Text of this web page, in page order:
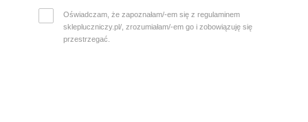
Oświadczam, że zapoznałam/-em się z regulaminem
sklepluczniczy.pl/, zrozumiałam/-em go i zobowiązuję się
przestrzegać.